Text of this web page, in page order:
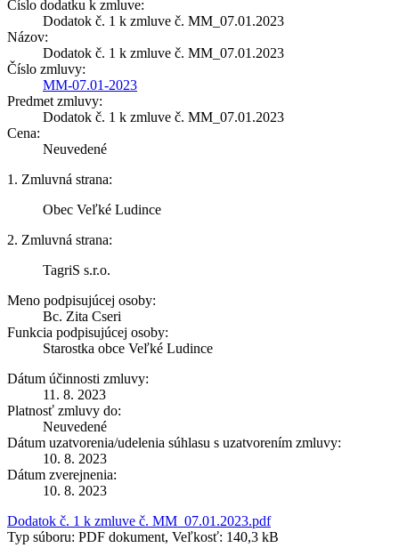
Číslo dodatku k zmluve:
Dodatok č. 1 k zmluve č. MM_07.01.2023
Názov:
Dodatok č. 1 k zmluve č. MM_07.01.2023
Číslo zmluvy:
MM-07.01-2023
Predmet zmluvy:
Dodatok č. 1 k zmluve č. MM_07.01.2023
Cena:
Neuvedené
1. Zmluvná strana:
Obec Veľké Ludince
2. Zmluvná strana:
TagriS s.r.o.
Meno podpisujúcej osoby:
Bc. Zita Cseri
Funkcia podpisujúcej osoby:
Starostka obce Veľké Ludince
Dátum účinnosti zmluvy:
11. 8. 2023
Platnosť zmluvy do:
Neuvedené
Dátum uzatvorenia/udelenia súhlasu s uzatvorením zmluvy:
10. 8. 2023
Dátum zverejnenia:
10. 8. 2023
Dodatok č. 1 k zmluve č. MM_07.01.2023.pdf
Typ súboru: PDF dokument, Veľkosť: 140,3 kB